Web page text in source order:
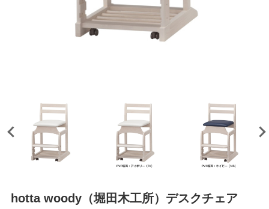
hotta woody（堀田木工所）デスクチェア